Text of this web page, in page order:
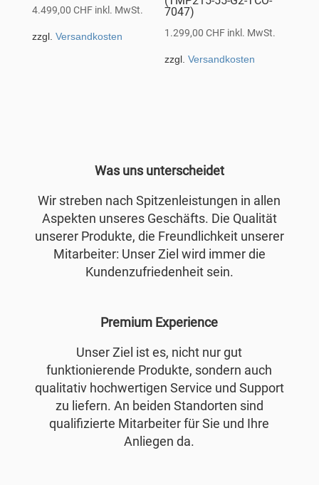
4.499,00 CHF inkl. MwSt.
zzgl. Versandkosten
7047)
1.299,00CHF inkl. MwSt.
zzgl.Versandkosten
Was uns unterscheidet
Wir streben nach Spitzenleistungen in allen
Aspekten unseres Geschäfts. Die Qualität
unserer Produkte, die Freundlichkeit unserer
Mitarbeiter: Unser Ziel wird immer die
Kundenzufriedenheit sein.
Premium Experience
Unser Ziel ist es, nicht nur gut
funktionierende Produkte, sondern auch
qualitativ hochwertigen Service und Support
zu liefern. An beiden Standorten sind
qualifizierte Mitarbeiter für Sie und Ihre
Anliegen da.